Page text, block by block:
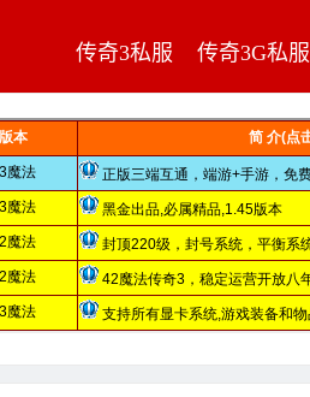
传奇3私服 传奇3G私服